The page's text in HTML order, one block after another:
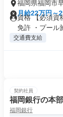
福岡県福岡市
月給22万円～
資格 【必須資
免許 ・プール
交通費支給
契約社員
福岡銀行の本
福岡銀行